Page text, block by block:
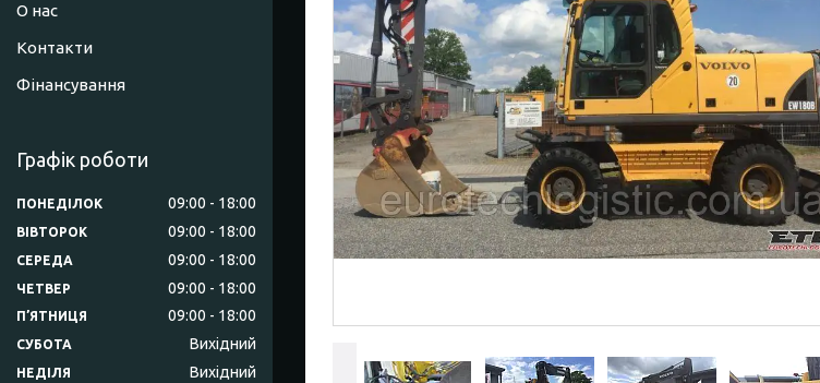
О нас
Контакти
Фінансування
Графік роботи
ПОНЕДІЛОК 09:00 18:00
ВІВТОРОК 09:00 18:00
СЕРЕДА 09:00 18:00
ЧЕТВЕР 09:00 18:00
ПʼЯТНИЦЯ 09:00 18:00
СУБОТА Вихідний
НЕДІЛЯ Вихідний